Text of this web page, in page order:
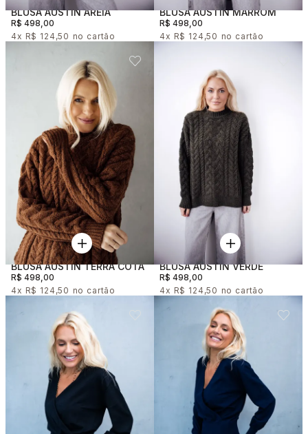
BLUSA AUSTIN AREIA
R$ 498,00
4x R$ 124,50
BLUSA AUSTIN MARROM
R$ 498,00
4x R$ 124,50
BLUSA AUSTIN TERRA COTA
R$ 498,00
4x R$ 124,50
BLUSA AUSTIN VERDE
R$ 498,00
4x R$ 124,50